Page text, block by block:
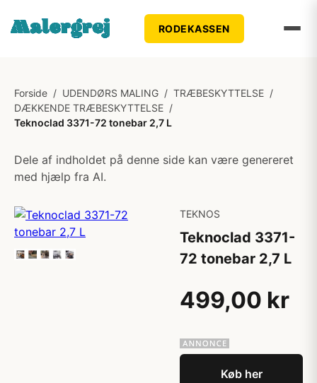
RODEKASSEN
Forside / UDENDØRS MALING / TRÆBESKYTTELSE /
DÆKKENDE TRÆBESKYTTELSE /
Teknoclad 3371-72 tonebar 2,7 L
Dele af indholdet på denne side kan være genereret
med hjælp fra AI.
TEKNOS
Teknoclad 3371-
72 tonebar 2,7 L
499,00 kr
Køb her